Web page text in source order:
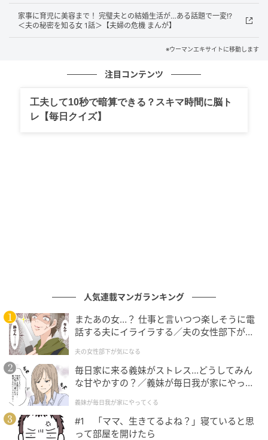
ウーマンエキサイト
家事に育児に美容まで！ 完璧夫との結婚生活が…ある話題で一変!?
＜夫の秘密を知る女 1話＞【夫婦の危機 まんが】
※ウーマンエキサイトに移動します
注目コンテンツ
工夫して10秒で暗算できる？スキマ時間に脳ト
レ【毎日クイズ】
人気連載マンガランキング
またあの女…？ 仕事と言いつつ楽しそうに電
話する夫にイライラする／夫の女性部下が気
夫の女性部下が気になる
毎日家に来る義妹がストレス…どうしてみん
な甘やかすの？／義妹が毎日我が家にやって
が】
義妹が毎日我が家にやってくる
#1 「ママ、生きてるよね？」寝ていると思
って部屋を開けたら